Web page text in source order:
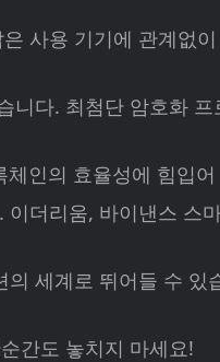
사용 기기에 관계없
다. 최첨단 암호화
인의 효율성에 힘입
더리움, 바이낸스 스
세계로 뛰어들 수 있
간도 놓치지 마세요!